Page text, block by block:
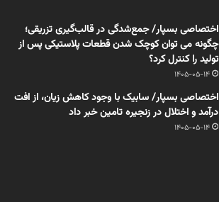
اختصاصی بسپار/ جمع‌شدگی در قالب‌گیری تزریقی؛
چگونه می توان کوچک شدن قطعات پلاستیکی پس از
تولید را کنترل کرد؟
1405-05-14
اختصاصی بسپار/ سابیک با وجود کاهش زیان، از افت
درآمد و اختلال در زنجیره تامین خبر داد
1405-05-14